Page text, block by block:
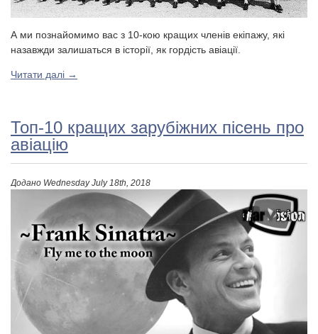
А ми познайомимо вас з 10-кою кращих членів екіпажу, які
назавжди залишаться в історії, як гордість авіації.
Читати далі →
Топ-10 кращих зарубіжних пісень про
авіацію
Додано Wednesday July 18th, 2018